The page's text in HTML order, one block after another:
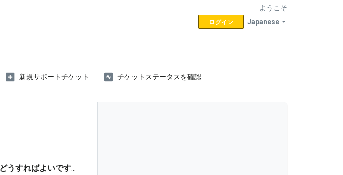
Japanese
ようこそ
ログイン
新規サポートチケット チケットステータスを確認